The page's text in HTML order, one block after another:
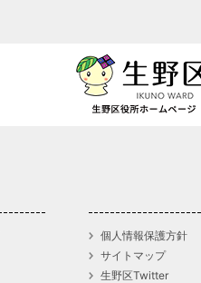
個人情報保護方針
サイトマップ
生野区Twitter